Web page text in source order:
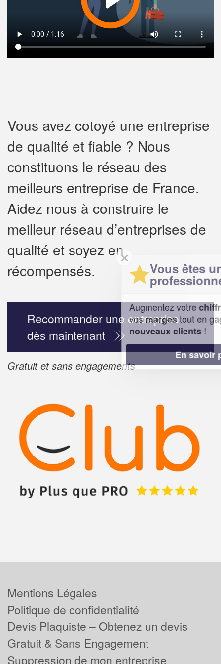
Vous avez cotoyé une entreprise
de qualité et fiable ? Nous
constituons le réseau des
meilleurs entreprise de France.
Aidez nous à construire le
meilleur réseau d’entreprises de
qualité et soyez en
récompensés.
Recommander une entreprise
dès maintenant
Gratuit et sans engagements
✕
Vous êtes un
professionnel ?
Augmentez votrechiffre d'affaireset
vosmargestout en gagnant de
nouveaux clients!
En savoir plus
Mentions Légales
Politique de confidentialité
Devis Plaquiste – Obtenez un devis
Gratuit & Sans Engagement
Suppression de mon entreprise